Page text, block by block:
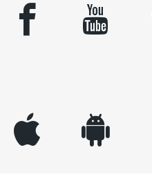
facebook youtube
appleinc android